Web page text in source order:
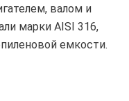
валом и
марки AISI 316,
емкости.